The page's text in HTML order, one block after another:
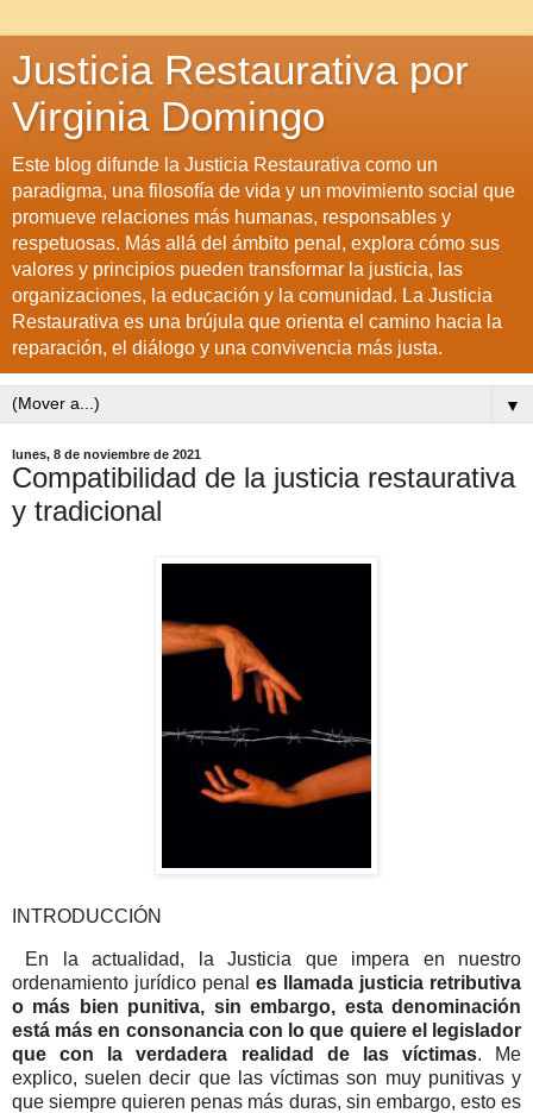
Justicia Restaurativa por
Virginia Domingo
Este blog difunde la Justicia Restaurativa como un
paradigma, una filosofía de vida y un movimiento social que
promueve relaciones más humanas, responsables y
respetuosas. Más allá del ámbito penal, explora cómo sus
valores y principios pueden transformar la justicia, las
organizaciones, la educación y la comunidad. La Justicia
Restaurativa es una brújula que orienta el camino hacia la
reparación, el diálogo y una convivencia más justa.
▼
lunes, 8 de noviembre de 2021
Compatibilidad de la justicia restaurativa
y tradicional
INTRODUCCIÓN
En la actualidad, la Justicia que impera en nuestro
ordenamiento jurídico penal es llamada justicia retributiva
o más bien punitiva, sin embargo, esta denominación
está más en consonancia con lo que quiere el legislador
que con la verdadera realidad de las víctimas. Me
explico, suelen decir que las víctimas son muy punitivas y
que siempre quieren penas más duras, sin embargo, esto es